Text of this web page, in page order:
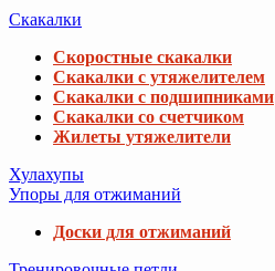
Скакалки
Скоростные скакалки
Скакалки с утяжелителем
Скакалки с подшипниками
Скакалки со счетчиком
Жилеты утяжелители
Хулахупы
Упоры для отжиманий
Доски для отжиманий